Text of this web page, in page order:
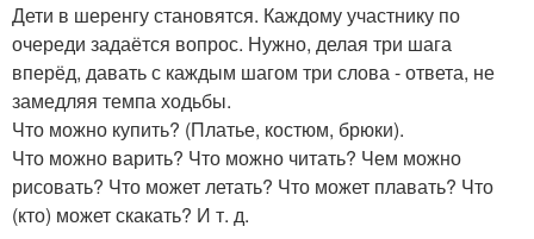
Дети в шеренгу становятся. Каждому участнику по
очереди задаётся вопрос. Нужно, делая три шага
вперёд, давать с каждым шагом три слова - ответа, не
замедляя темпа ходьбы.
Что можно купить? (Платье, костюм, брюки).
Что можно варить? Что можно читать? Чем можно
рисовать? Что может летать? Что может плавать? Что
(кто) может скакать? И т. д.